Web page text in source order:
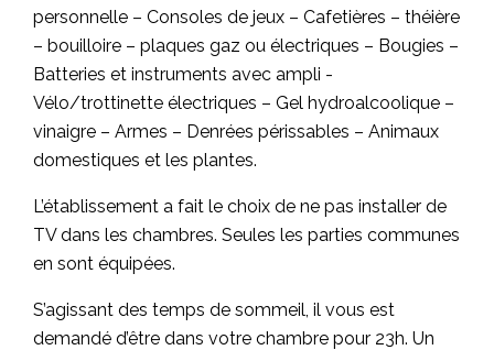
personnelle – Consoles de jeux – Cafetières – théière
– bouilloire – plaques gaz ou électriques – Bougies –
Batteries et instruments avec ampli -
Vélo/trottinette électriques – Gel hydroalcoolique –
vinaigre – Armes – Denrées périssables – Animaux
domestiques et les plantes.
L’établissement a fait le choix de ne pas installer de
TV dans les chambres. Seules les parties communes
en sont équipées.
S’agissant des temps de sommeil, il vous est
demandé d’être dans votre chambre pour 23h. Un